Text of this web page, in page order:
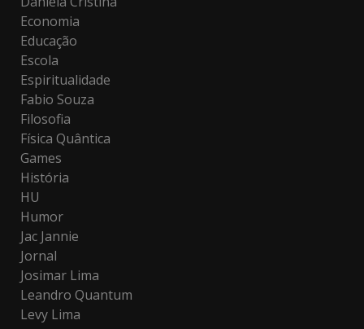
Economia
Educação
Escola
Espiritualidade
Fabio Souza
Filosofia
Física Quântica
Games
História
HU
Humor
Jac Jannie
Jornal
Josimar Lima
Leandro Quantum
Levy Lima